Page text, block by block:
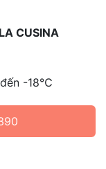
CUSINA
-18℃